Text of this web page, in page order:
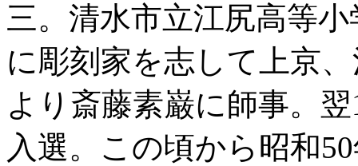
三。清水市立江尻高等
に彫刻家を志して上京
より斎藤素巌に師事。
入選。この頃から昭和